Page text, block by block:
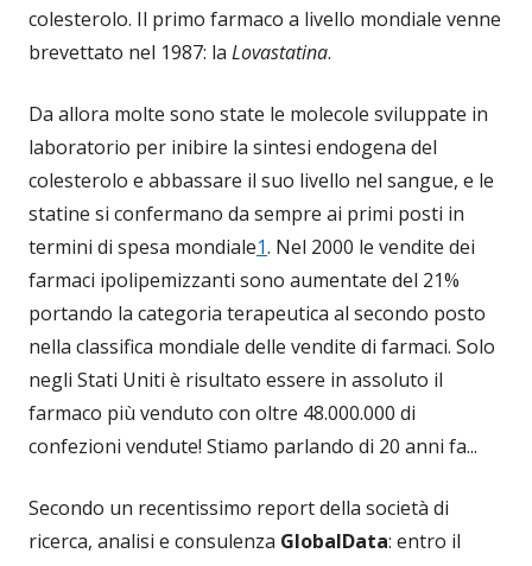
colesterolo. Il primo farmaco a livello mondiale venne
brevettato nel 1987: la Lovastatina.
Da allora molte sono state le molecole sviluppate in
laboratorio per inibire la sintesi endogena del
colesterolo e abbassare il suo livello nel sangue, e le
statine si confermano da sempre ai primi posti in
termini di spesa mondiale1. Nel 2000 le vendite dei
farmaci ipolipemizzanti sono aumentate del 21%
portando la categoria terapeutica al secondo posto
nella classifica mondiale delle vendite di farmaci. Solo
negli Stati Uniti è risultato essere in assoluto il
farmaco più venduto con oltre 48.000.000 di
confezioni vendute! Stiamo parlando di 20 anni fa...
Secondo un recentissimo report della società di
ricerca, analisi e consulenza GlobalData: entro il